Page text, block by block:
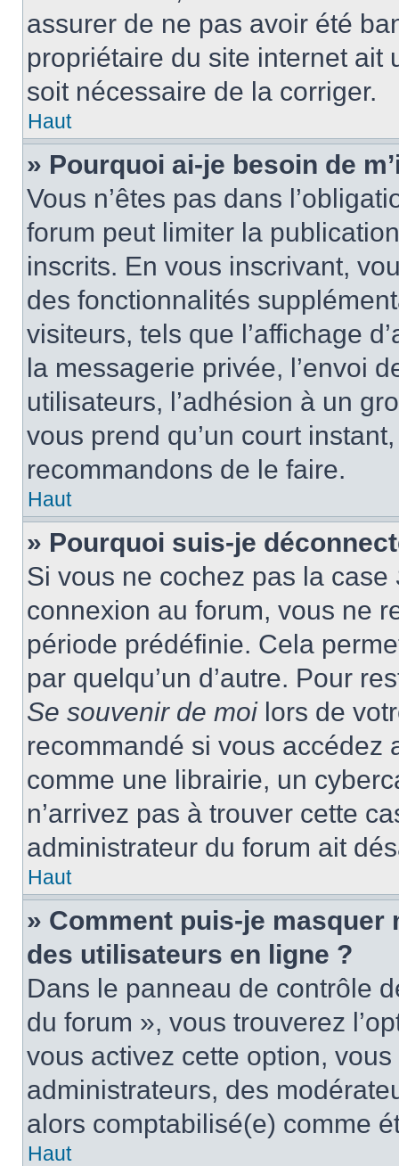
assurer de ne pas avoir été
propriétaire du site internet ait
soit nécessaire de la corriger.
Haut
» Pourquoi ai-je besoin de
Vous n’êtes pas dans
forum peut limiter la
inscrits. En vous inscrivant,
des fonctionnalités
visiteurs, tels que l’affichage
la messagerie privée, l’envoi
utilisateurs, l’adhésion à un
vous prend qu’un court
recommandons de le faire.
Haut
» Pourquoi suis-je
Si vous ne cochez pas la case
connexion au forum, vous ne
période prédéfinie. Cela
par quelqu’un d’autre. Pour
Se souvenir de moilors de
recommandé si vous accédez
comme une librairie, un
n’arrivez pas à trouver cette
administrateur du forum ait
Haut
» Comment puis-je masquer
des utilisateurs en ligne ?
Dans le panneau de contrôle
du forum », vous trouverez
vous activez cette option,
administrateurs, des
alors comptabilisé(e) comme
Haut